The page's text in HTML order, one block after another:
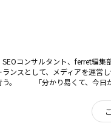
コンサルタント、ferret編集
ンスとして、メディアを運営
う。 「分かり易くて、今日